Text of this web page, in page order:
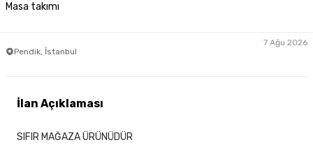
Masa takımı
Pendik, İstanbul
7 Ağu 2026
İlan Açıklaması
SIFIR MAĞAZA ÜRÜNÜDÜR